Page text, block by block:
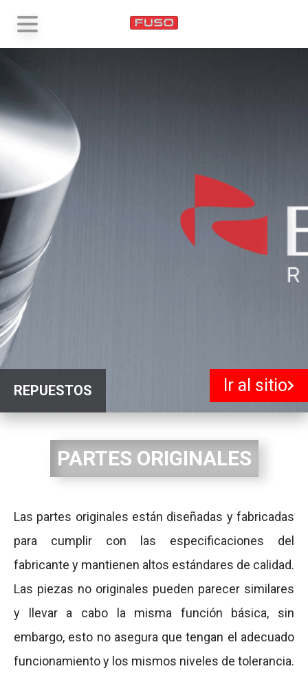
REPUESTOS Ir al sitio
PARTES ORIGINALES
Las partes originales están diseñadas y fabricadas
para cumplir con las especificaciones del
fabricante y mantienen altos estándares de calidad.
Las piezas no originales pueden parecer similares
y llevar a cabo la misma función básica, sin
embargo, esto no asegura que tengan el adecuado
funcionamiento y los mismos niveles de tolerancia.